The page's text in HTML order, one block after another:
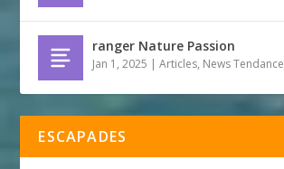
ranger Nature Passion
Jan 1, 2025 |Articles, News Tendance
ESCAPADES